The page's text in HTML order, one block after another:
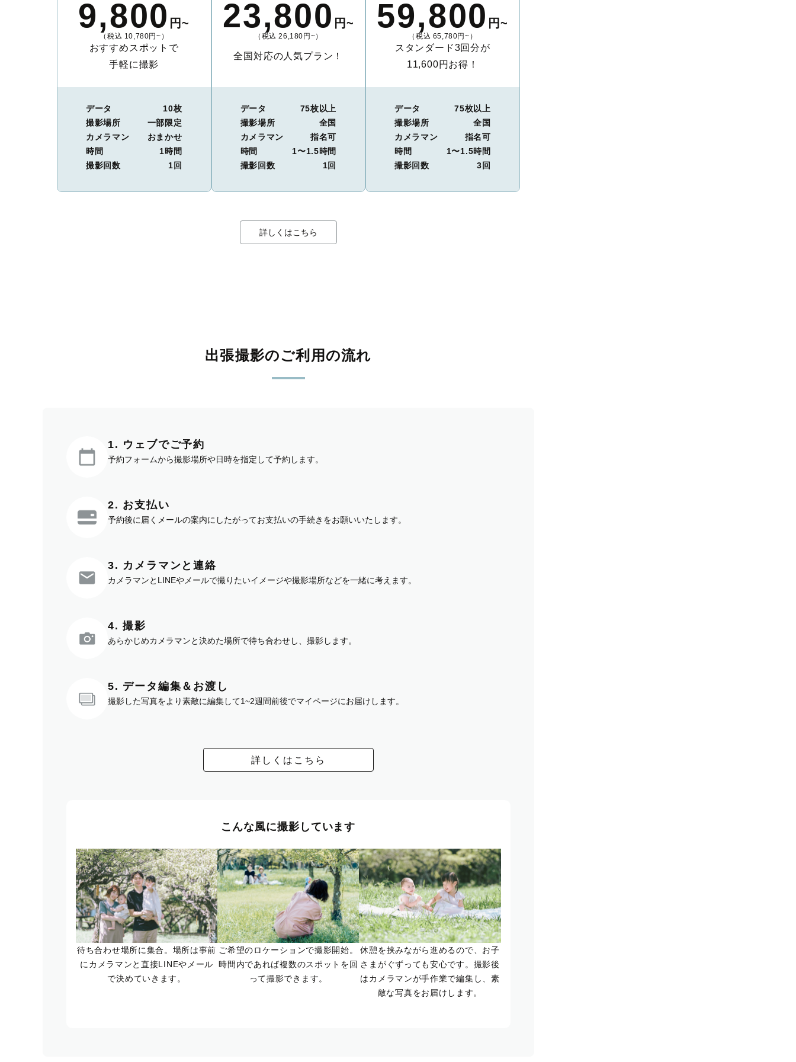
9,800 円~
（税込 10,780円~）
おすすめスポットで
手軽に撮影
データ
10枚
撮影場所
一部限定
カメラマン
おまかせ
時間
1時間
撮影回数
1回
23,800 円~
（税込 26,180円~）
全国対応の人気プラン！
データ
75枚以上
撮影場所
全国
カメラマン
指名可
時間
1〜1.5時間
撮影回数
1回
59,800 円~
（税込 65,780円~）
スタンダード3回分が
11,600円お得！
データ
75枚以上
撮影場所
全国
カメラマン
指名可
時間
1〜1.5時間
撮影回数
3回
詳しくはこちら
出張撮影のご利用の流れ
1. ウェブでご予約
予約フォームから撮影場所や日時を指定して予約します。
2. お支払い
予約後に届くメールの案内にしたがってお支払いの手続きをお願いいたします。
3. カメラマンと連絡
カメラマンとLINEやメールで撮りたいイメージや撮影場所などを一緒に考えます。
4. 撮影
あらかじめカメラマンと決めた場所で待ち合わせし、撮影します。
5. データ編集＆お渡し
撮影した写真をより素敵に編集して1~2週間前後でマイページにお届けします。
詳しくはこちら
こんな風に撮影しています
待ち合わせ場所に集合。場所は事前
にカメラマンと直接LINEやメール
で決めていきます。
ご希望のロケーションで撮影開始。
時間内であれば複数のスポットを回
って撮影できます。
休憩を挟みながら進めるので、お子
さまがぐずっても安心です。撮影後
はカメラマンが手作業で編集し、素
敵な写真をお届けします。